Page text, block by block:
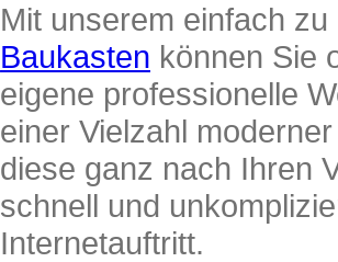
Mit unserem einfach
Baukasten können Sie
eigene professionelle
einer Vielzahl
diese ganz nach Ihren
schnell und
Internetauftritt.